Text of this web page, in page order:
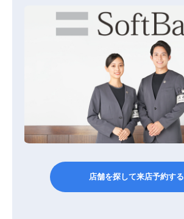
店舗を探して来店予約する